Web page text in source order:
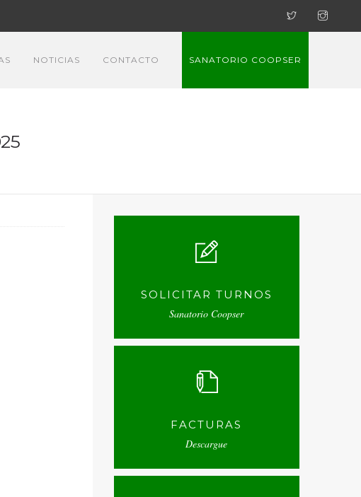
NOTICIAS CONTACTO SANATORIO COOPSER
SOLICITAR TURNOS
Sanatorio Coopser
FACTURAS
Descargue